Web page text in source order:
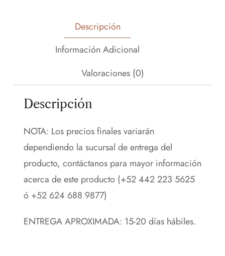
Descripción
Información Adicional
Valoraciones (0)
Descripción
NOTA: Los precios finales variarán
dependiendo la sucursal de entrega del
producto, contáctanos para mayor información
acerca de este producto (+52 442 223 5625
ó +52 624 688 9877)
ENTREGA APROXIMADA: 15-20 días hábiles.